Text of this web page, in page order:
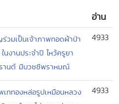
อ่าน
วมเป็นเจ้าภาพทอดผ้าป่า
นงานประจำปี ไหว้ครูยา
านต์ มีบวชชีพราหมณ์
4933
ททองหล่อรูปเหมือนหลวง
4933